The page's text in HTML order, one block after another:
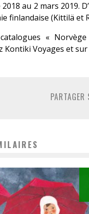
au 2 mars 2019.
finlandaise (Kittilä et
«
Kontiki Voyages et sur
PARTAGER